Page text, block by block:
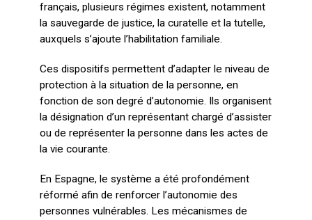
français, plusieurs régimes existent, notamment
la sauvegarde de justice, la curatelle et la tutelle,
auxquels s’ajoute l’habilitation familiale.
Ces dispositifs permettent d’adapter le niveau de
protection à la situation de la personne, en
fonction de son degré d’autonomie. Ils organisent
la désignation d’un représentant chargé d’assister
ou de représenter la personne dans les actes de
la vie courante.
En Espagne, le système a été profondément
réformé afin de renforcer l’autonomie des
personnes vulnérables. Les mécanismes de